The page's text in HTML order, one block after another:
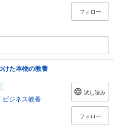
フォロー
けた本物の教養
ビジネス教養
試し読み
フォロー